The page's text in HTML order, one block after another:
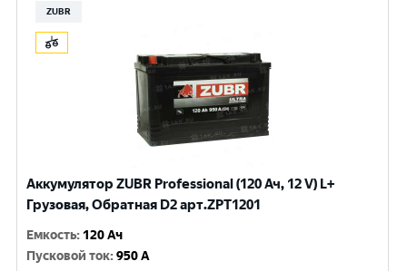
ZUBR
Аккумулятор ZUBR Professional (120 Ач, 12 V) L+
Грузовая, Обратная D2 арт.ZPT1201
Емкость: 120 Ач
Пусковой ток:950 A